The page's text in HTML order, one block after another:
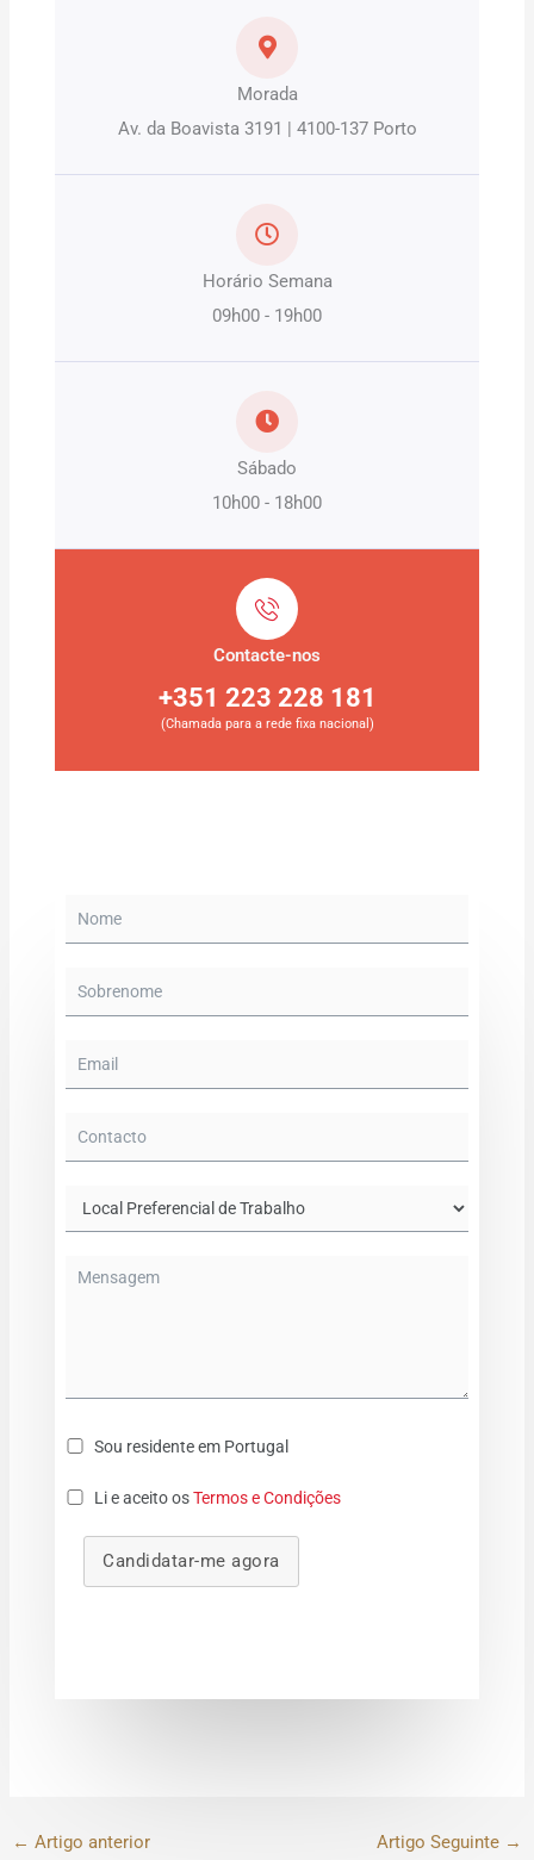
Morada
Av. da Boavista 3191 | 4100-137 Porto
Horário Semana
09h00 - 19h00
Sábado
10h00 - 18h00
Contacte-nos
+351 223 228 181
(Chamada para a rede fixa nacional)
Sou residente em Portugal
Li e aceito osTermos e Condições
Candidatar-me agora
← Artigo anterior Artigo Seguinte →